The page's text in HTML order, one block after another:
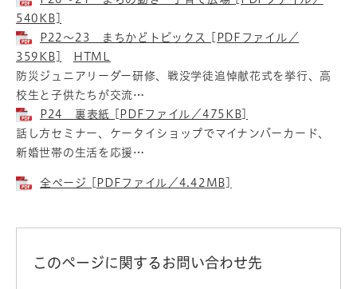
540KB]
P22～23 まちかどトピックス [PDFファイル／
359KB]
HTML
防災ジュニアリーダー研修、戦没学徒追悼献花式を挙行、高
校生と子供たちが交流…
P24 裏表紙 [PDFファイル／475KB]
話し方セミナー、ケータイショップでマイナンバーカード、
新婚世帯の生活を応援…
全ページ [PDFファイル／4.42MB]
このページに関するお問い合わせ先